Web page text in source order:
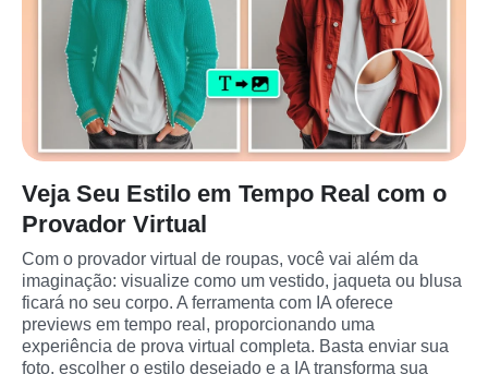
Veja Seu Estilo em Tempo Real com o
Provador Virtual
Com o provador virtual de roupas, você vai além da
imaginação: visualize como um vestido, jaqueta ou blusa
ficará no seu corpo. A ferramenta com IA oferece
previews em tempo real, proporcionando uma
experiência de prova virtual completa. Basta enviar sua
foto, escolher o estilo desejado e a IA transforma sua